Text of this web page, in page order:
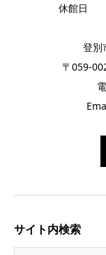
休館日
登別
〒059-
サイト内検索